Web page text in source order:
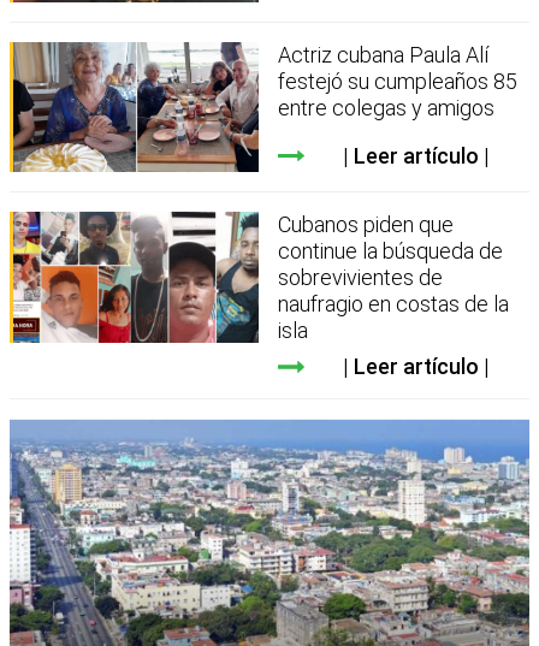
Actriz cubana Paula Alí
festejó su cumpleaños 85
entre colegas y amigos
Leer artículo
Cubanos piden que
continue la búsqueda de
sobrevivientes de
naufragio en costas de la
isla
Leer artículo